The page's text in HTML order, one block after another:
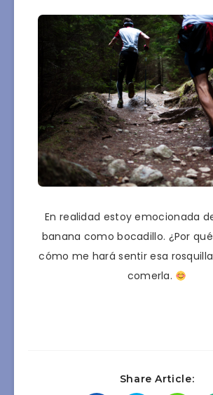
En realidad estoy emocionada
banana como bocadillo. ¿Por
cómo me hará sentir esa
comerla.
Share Article: